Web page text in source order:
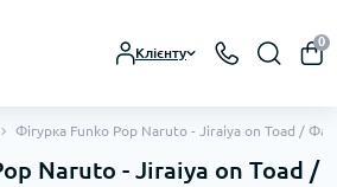
Клієнту
0
Фігурка Funko Pop Naruto - Jiraiya on Toad /
Naruto - Jiraiya on Toad /